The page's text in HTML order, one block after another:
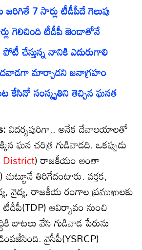
జరిగితే 7 సార్లు టీడీపీదే గెలుపు
గెలిచింది టీడీపీ జెండాతోనే
చేస్తున్న నానికి ఎదురుగాలి
మార్చాడని జనాగ్రహం
కేసినో సంస్కృతిని తెచ్చిన ఘనత
విదర్భపురిగా.. అనేక దేవాలయాలతో
ఘన చరిత్ర గుడివాడది. ఒకప్పుడు
District) రాజకీయం అంతా
తిరిగేదంటారు. వర్తక,
వైద్య, రాజకీయ రంగాల ప్రముఖులకు
టీడీపీ(TDP) ఆవిర్భావం నుంచి
బాటలు వేసి గుడివాడ పేరును
వైసీపీ(YSRCP)